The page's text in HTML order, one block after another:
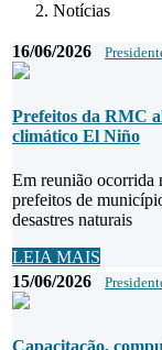
Notícias
16/06/2026
Prefeitos da RMC
climático El Niño
Em reunião ocorrida
prefeitos de
desastres naturais
LEIA MAIS
15/06/2026